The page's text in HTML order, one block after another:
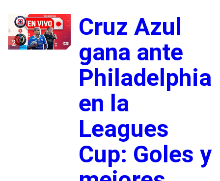
2
Cruz Azul
gana ante
Philadelphia
en la
Leagues
Cup: Goles y